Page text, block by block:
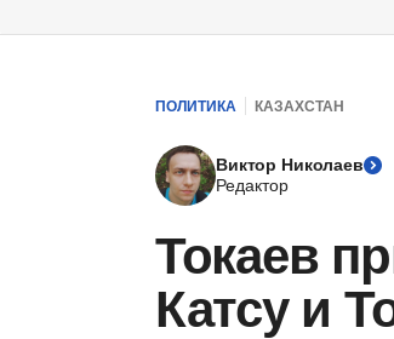
ПОЛИТИКА КАЗАХСТАН
Виктор Николаев
Редактор
Токаев
Катсу и